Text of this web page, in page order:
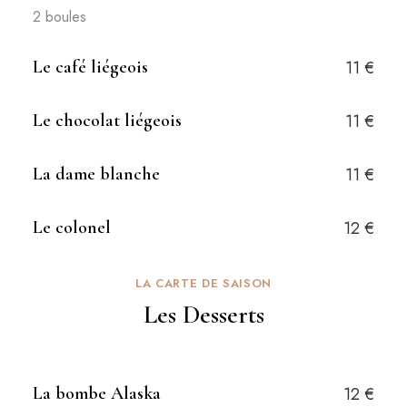
2 boules
Le café liégeois 11 €
Le chocolat liégeois 11 €
La dame blanche 11 €
Le colonel 12 €
LA CARTE DE SAISON
Les Desserts
La bombe Alaska 12 €